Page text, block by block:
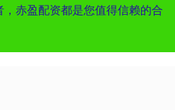
赤盈配资都是您值得信赖的合